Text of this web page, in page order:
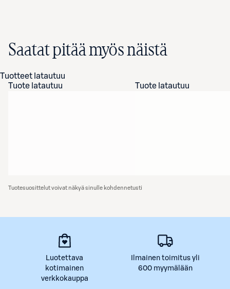
Saatat pitää myös näistä
Tuotteet latautuu
Tuote latautuu
Tuote latautuu
Tuotesuosittelut voivat näkyä sinulle kohdennetusti
Luotettava
kotimainen
verkkokauppa
Ilmainen toimitus yli
600 myymälään